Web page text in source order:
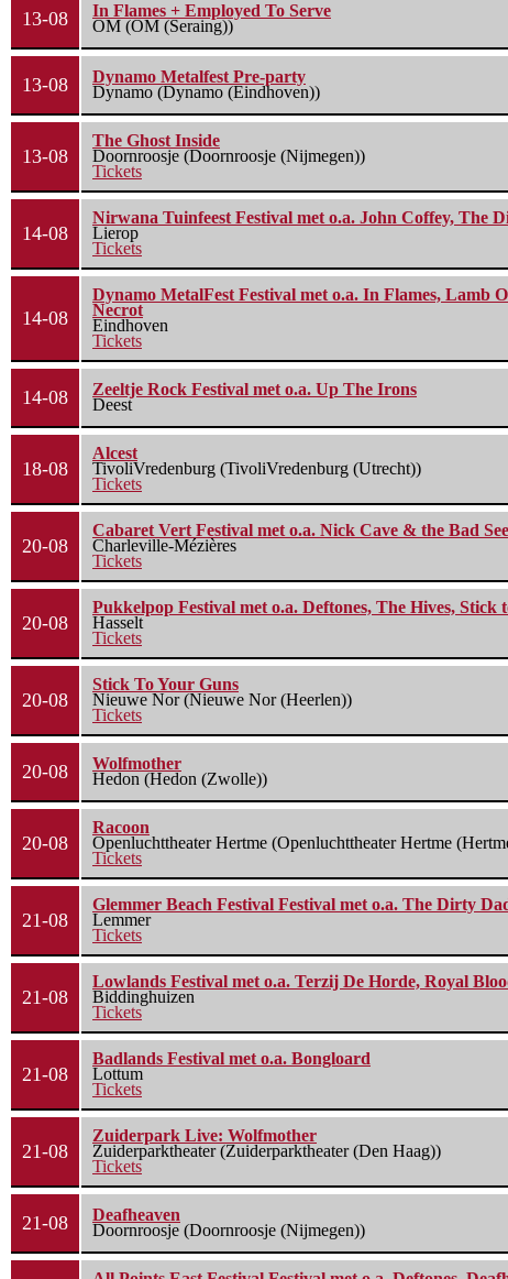
13-08
In Flames + Employed To Serve
OM (OM (Seraing))
13-08
Dynamo Metalfest Pre-party
Dynamo (Dynamo (Eindhoven))
13-08
The Ghost Inside
Doornroosje (Doornroosje (Nijmegen))
Tickets
14-08
Nirwana Tuinfeest Festival met o.a. John Coffey, The
Lierop
Tickets
14-08
Dynamo MetalFest Festival met o.a. In Flames,
Necrot
Eindhoven
Tickets
14-08
Zeeltje Rock Festival met o.a. Up The Irons
Deest
18-08
Alcest
TivoliVredenburg (TivoliVredenburg (Utrecht))
Tickets
20-08
Cabaret Vert Festival met o.a. Nick Cave & the Bad
Charleville-Mézières
Tickets
20-08
Pukkelpop Festival met o.a. Deftones, The Hives,
Hasselt
Tickets
20-08
Stick To Your Guns
Nieuwe Nor (Nieuwe Nor (Heerlen))
Tickets
20-08
Wolfmother
Hedon (Hedon (Zwolle))
20-08
Racoon
Openluchttheater Hertme (Openluchttheater Hertme
Tickets
21-08
Glemmer Beach Festival Festival met o.a. The Dirty
Lemmer
Tickets
21-08
Lowlands Festival met o.a. Terzij De Horde, Royal
Biddinghuizen
Tickets
21-08
Badlands Festival met o.a. Bongloard
Lottum
Tickets
21-08
Zuiderpark Live: Wolfmother
Zuiderparktheater (Zuiderparktheater (Den Haag))
Tickets
21-08
Deafheaven
Doornroosje (Doornroosje (Nijmegen))